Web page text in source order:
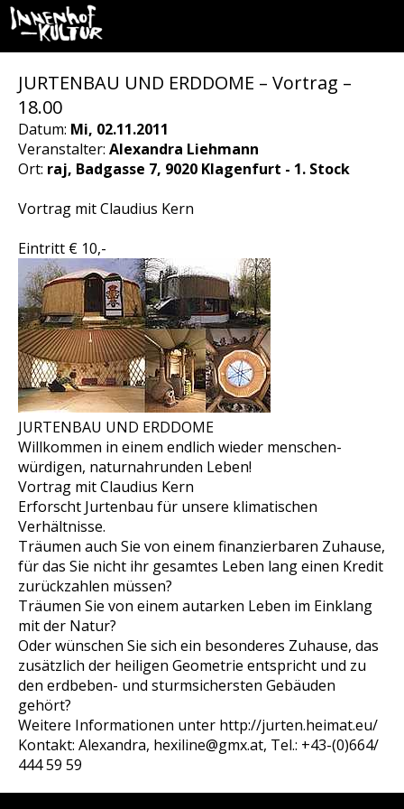
JURTENBAU UND ERDDOME – Vortrag –
18.00
Datum: Mi, 02.11.2011
Veranstalter: Alexandra Liehmann
Ort: raj, Badgasse 7, 9020 Klagenfurt - 1. Stock
Vortrag mit Claudius Kern
Eintritt € 10,-
JURTENBAU UND ERDDOME
Willkommen in einem endlich wieder menschen-
würdigen, naturnahrunden Leben!
Vortrag mit Claudius Kern
Erforscht Jurtenbau für unsere klimatischen
Verhältnisse.
Träumen auch Sie von einem finanzierbaren Zuhause,
für das Sie nicht ihr gesamtes Leben lang einen Kredit
zurückzahlen müssen?
Träumen Sie von einem autarken Leben im Einklang
mit der Natur?
Oder wünschen Sie sich ein besonderes Zuhause, das
zusätzlich der heiligen Geometrie entspricht und zu
den erdbeben- und sturmsichersten Gebäuden
gehört?
Weitere Informationen unter http://jurten.heimat.eu/
Kontakt: Alexandra, hexiline@gmx.at, Tel.: +43-(0)664/
444 59 59